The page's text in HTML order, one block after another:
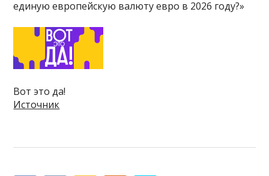
единую европейскую валюту евро в 2026 году?»
Вот это да!
Источник